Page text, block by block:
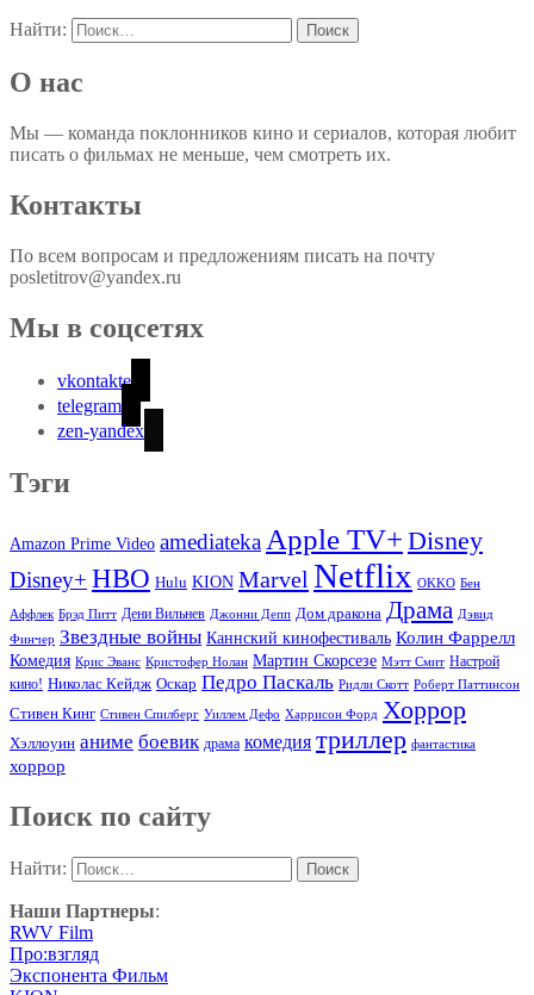
Найти:
О нас
Мы — команда поклонников кино и сериалов, которая любит
писать о фильмах не меньше, чем смотреть их.
Контакты
По всем вопросам и предложениям писать на почту
posletitrov@yandex.ru
Мы в соцсетях
vkontakte
telegram
zen-yandex
Тэги
Amazon Prime Video amediateka Apple TV+ Disney
Disney+ HBO Hulu KION Marvel Netflix OKKO Бен
Аффлек Брэд Питт Дени Вильнев Джонни Депп Дом дракона Драма Дэвид
Финчер Звездные войны Каннский кинофестиваль Колин Фаррелл
Комедия Крис Эванс Кристофер Нолан Мартин Скорсезе Мэтт Смит Настрой
кино! Николас Кейдж Оскар Педро Паскаль Ридли Скотт Роберт Паттинсон
Стивен Кинг Стивен Спилберг Уиллем Дефо Харрисон Форд Хоррор
Хэллоуин аниме боевик драма комедия триллер фантастика
хоррор
Поиск по сайту
Найти:
Наши Партнеры:
RWV Film
Про:взгляд
Экспонента Фильм